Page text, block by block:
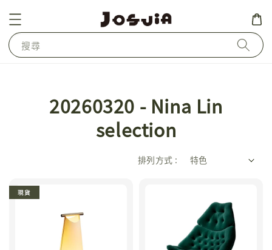
搜尋
20260320 - Nina Lin
selection
排列方式 :
現貨